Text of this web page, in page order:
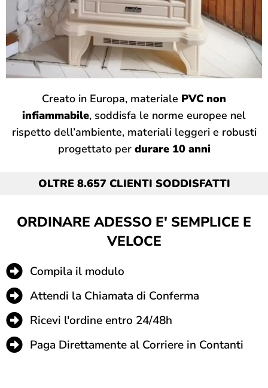
Creato in Europa, materiale PVC non
infiammabile, soddisfa le norme europee nel
rispetto dell’ambiente, materiali leggeri e robusti
progettato per durare 10 anni
OLTRE 8.657 CLIENTI SODDISFATTI
ORDINARE ADESSO E' SEMPLICE E
VELOCE
Compila il modulo
Attendi la Chiamata di Conferma
Ricevi l'ordine entro 24/48h
Paga Direttamente al Corriere in Contanti